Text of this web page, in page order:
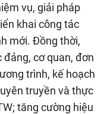
vụ, giải pháp
khai công tác
mới. Đồng thời,
đảng, cơ quan, đơn
trình, kế hoạch
truyền và thực
tăng cường hiệu